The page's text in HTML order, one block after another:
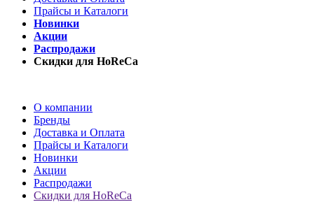
Прайсы и Каталоги
Новинки
Акции
Распродажи
Скидки для HoReCa
О компании
Бренды
Доставка и Оплата
Прайсы и Каталоги
Новинки
Акции
Распродажи
Скидки для HoReCa